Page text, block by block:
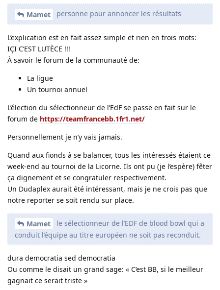
Mamet personne pour annoncer les résultats
L’explication est en fait assez simple et rien en trois mots:
IÇI C’EST LUTÈCE !!!
À savoir le forum de la communauté de:
La ligue
Un tournoi annuel
L’élection du sélectionneur de l’EdF se passe en fait sur le
forum de https://teamfrancebb.1fr1.net/
Personnellement je n’y vais jamais.
Quand aux fionds à se balancer, tous les intéressés étaient ce
week-end au tournoi de la Licorne. Ils ont pu (je l’espère) fêter
ça dignement et se congratuler respectivement.
Un Dudaplex aurait été intéressant, mais je ne crois pas que
notre reporter se soit rendu sur place.
Mamet
le sélectionneur de l’EDF de blood bowl qui a
conduit l’équipe au titre européen ne soit pas reconduit.
dura democratia sed democratia
Ou comme le disait un grand sage: « C’est BB, si le meilleur
gagnait ce serait triste »